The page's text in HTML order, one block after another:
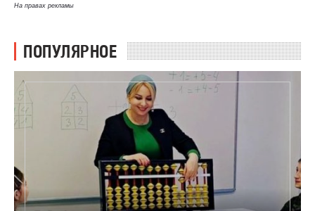
На правах рекламы
ПОПУЛЯРНОЕ